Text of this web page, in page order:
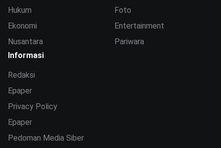
Hukum
Ekonomi
Nusantara
Foto
Entertainment
Pariwara
Informasi
Redaksi
Epaper
Privacy Policy
Epaper
Pedoman Media Siber